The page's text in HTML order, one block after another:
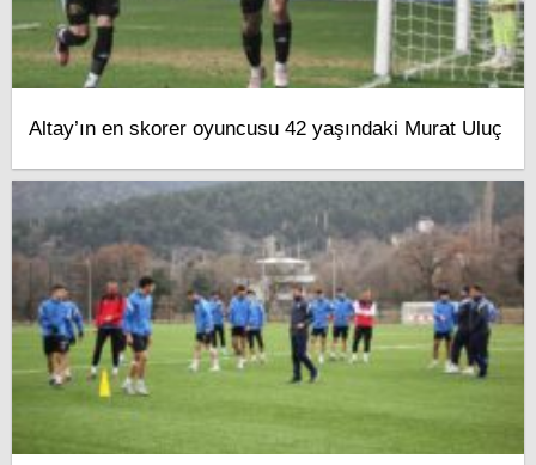
Altay’ın en skorer oyuncusu 42 yaşındaki Murat Uluç